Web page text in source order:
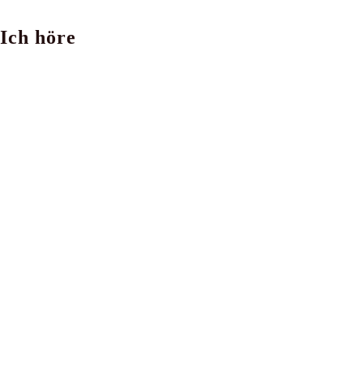
Ich höre